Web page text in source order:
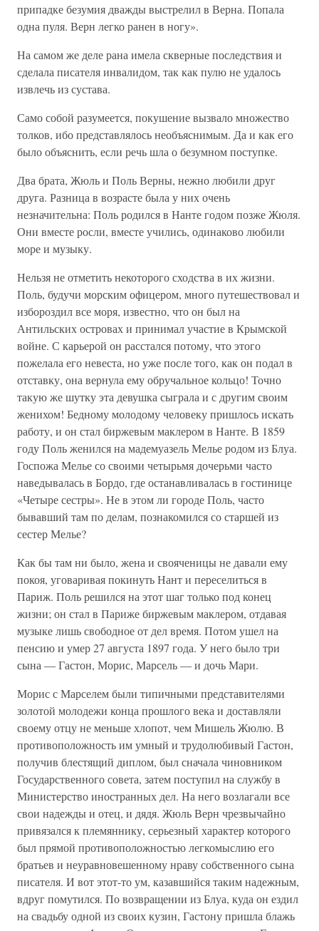
припадке безумия дважды выстрелил в Верна. Попала
одна пуля. Верн легко ранен в ногу».
На самом же деле рана имела скверные последствия и
сделала писателя инвалидом, так как пулю не удалось
извлечь из сустава.
Само собой разумеется, покушение вызвало множество
толков, ибо представлялось необъяснимым. Да и как его
было объяснить, если речь шла о безумном поступке.
Два брата, Жюль и Поль Верны, нежно любили друг
друга. Разница в возрасте была у них очень
незначительна: Поль родился в Нанте годом позже Жюля.
Они вместе росли, вместе учились, одинаково любили
море и музыку.
Нельзя не отметить некоторого сходства в их жизни.
Поль, будучи морским офицером, много путешествовал и
избороздил все моря, известно, что он был на
Антильских островах и принимал участие в Крымской
войне. С карьерой он расстался потому, что этого
пожелала его невеста, но уже после того, как он подал в
отставку, она вернула ему обручальное кольцо! Точно
такую же шутку эта девушка сыграла и с другим своим
женихом! Бедному молодому человеку пришлось искать
работу, и он стал биржевым маклером в Нанте. В 1859
году Поль женился на мадемуазель Мелье родом из Блуа.
Госпожа Мелье со своими четырьмя дочерьми часто
наведывалась в Бордо, где останавливалась в гостинице
«Четыре сестры». Не в этом ли городе Поль, часто
бывавший там по делам, познакомился со старшей из
сестер Мелье?
Как бы там ни было, жена и свояченицы не давали ему
покоя, уговаривая покинуть Нант и переселиться в
Париж. Поль решился на этот шаг только под конец
жизни; он стал в Париже биржевым маклером, отдавая
музыке лишь свободное от дел время. Потом ушел на
пенсию и умер 27 августа 1897 года. У него было три
сына — Гастон, Морис, Марсель — и дочь Мари.
Морис с Марселем были типичными представителями
золотой молодежи конца прошлого века и доставляли
своему отцу не меньше хлопот, чем Мишель Жюлю. В
противоположность им умный и трудолюбивый Гастон,
получив блестящий диплом, был сначала чиновником
Государственного совета, затем поступил на службу в
Министерство иностранных дел. На него возлагали все
свои надежды и отец, и дядя. Жюль Верн чрезвычайно
привязался к племяннику, серьезный характер которого
был прямой противоположностью легкомыслию его
братьев и неуравновешенному нраву собственного сына
писателя. И вот этот-то ум, казавшийся таким надежным,
вдруг помутился. По возвращении из Блуа, куда он ездил
на свадьбу одной из своих кузин, Гастону пришла блажь